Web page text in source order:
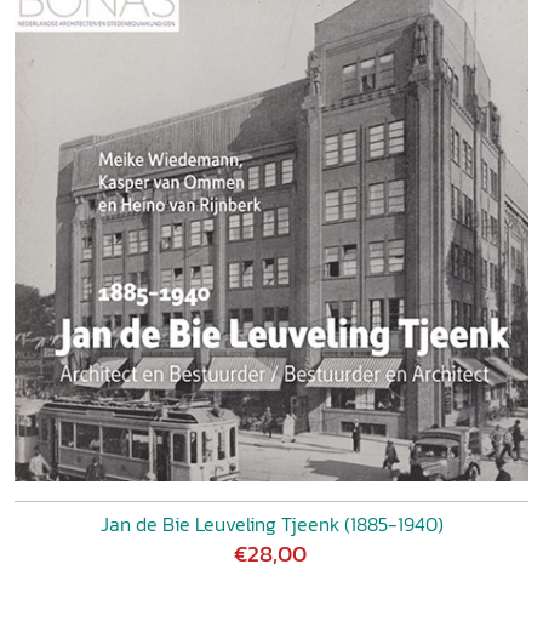
Jan de Bie Leuveling Tjeenk (1885-1940)
€28,00